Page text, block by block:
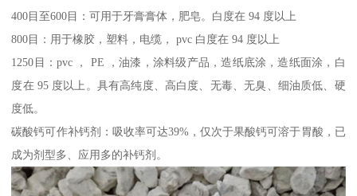
400目至600目：可用于牙膏膏体，肥皂。白度在 94 度以上
800目：用于橡胶，塑料，电缆， pvc 白度在 94 度以上
1250目：pvc ， PE ，油漆，涂料级产品，造纸底涂，造纸面涂，白
度在 95 度以上。具有高纯度、高白度、无毒、无臭、细油质低、硬
度低。
碳酸钙可作补钙剂：吸收率可达39%，仅次于果酸钙可溶于胃酸，已
成为剂型多、应用多的补钙剂。